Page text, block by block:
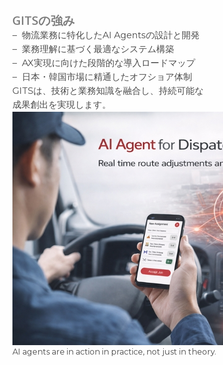
GITSの強み
– 物流業務に特化したAI Agentsの設計と開発
– 業務理解に基づく最適なシステム構築
– AX実現に向けた段階的な導入ロードマップ
– 日本・韓国市場に精通したオフショア体制
GITSは、技術と業務知識を融合し、持続可能な
成果創出を実現します。
AI agents are in action in practice, not just in theory.